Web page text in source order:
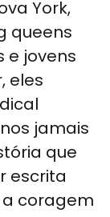
York,
queens
e jovens
eles
jamais
que
escrita
a coragem